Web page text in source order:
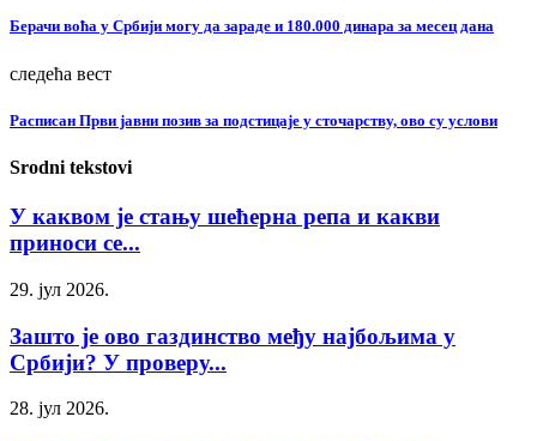
Берачи воћа у Србији могу да зараде и 180.000 динара за месец дана
следећа вест
Расписан Први јавни позив за подстицаје у сточарству, ово су услови
Srodni tekstovi
У каквом је стању шећерна репа и какви
приноси се...
29. јул 2026.
Зашто је ово газдинство међу најбољима у
Србији? У проверу...
28. јул 2026.